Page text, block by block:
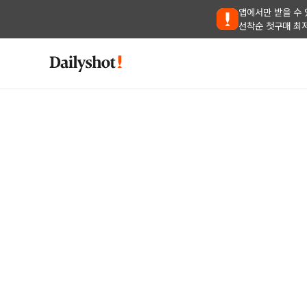
앱에서만 받을 수
선착순 첫구매 최